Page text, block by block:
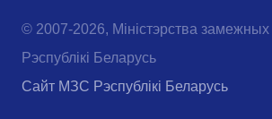
© 2007-2026, Міністэрства замежных
Рэспублікі Беларусь
Сайт МЗС Рэспублікі Беларусь